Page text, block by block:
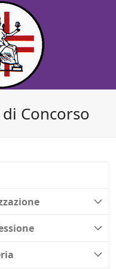
Concorso